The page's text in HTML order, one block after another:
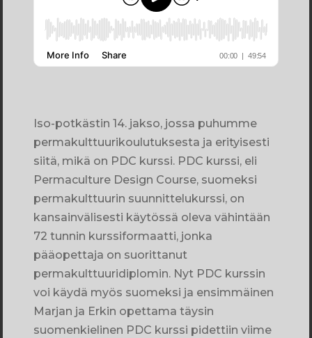
Iso-potkästin 14. jakso, jossa puhumme
permakulttuurikoulutuksesta ja erityisesti
siitä, mikä on PDC kurssi. PDC kurssi, eli
Permaculture Design Course, suomeksi
permakulttuurin suunnittelukurssi, on
kansainvälisesti käytössä oleva vähintään
72 tunnin kurssiformaatti, jonka
pääopettaja on suorittanut
permakulttuuridiplomin. Nyt PDC kurssin
voi käydä myös suomeksi ja ensimmäinen
Marjan ja Erkin opettama täysin
suomenkielinen PDC kurssi pidettiin viime